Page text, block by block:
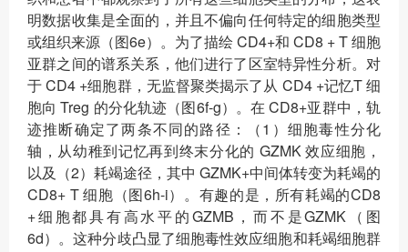
明数据收集是全面的，并且不偏向任何特定的细胞类型
或组织来源（图6e）。为了描绘 CD4+和 CD8 + T 细胞
亚群之间的谱系关系，他们进行了区室特异性分析。对
于 CD4 +细胞群，无监督聚类揭示了从 CD4 +记忆T 细
胞向 Treg 的分化轨迹（图6f-g）。在 CD8+亚群中，轨
迹推断确定了两条不同的路径：（1）细胞毒性分化
轴，从幼稚到记忆再到终末分化的 GZMK 效应细胞，
以及（2）耗竭途径，其中 GZMK+中间体转变为耗竭的
CD8+ T 细胞（图6h-i）。有趣的是，所有耗竭的CD8
+细胞都具有高水平的GZMB，而不是GZMK（图
6d）。这种分歧凸显了细胞毒性效应细胞和耗竭细胞群